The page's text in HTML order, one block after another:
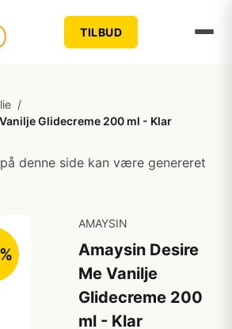
TILBUD
/
Glidecreme 200 ml - Klar
denne side kan være genereret
AMAYSIN
Amaysin Desire
Me Vanilje
Glidecreme 200
ml - Klar